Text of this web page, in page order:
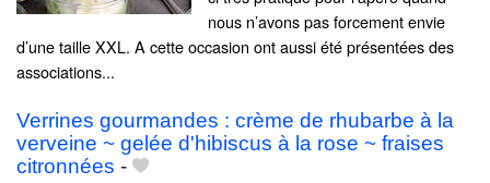
nous n’avons pas forcement envie
d’une taille XXL. A cette occasion ont aussi été présentées des
associations...
Verrines gourmandes : crème de rhubarbe à la
verveine ~ gelée d'hibiscus à la rose ~ fraises
citronnées -